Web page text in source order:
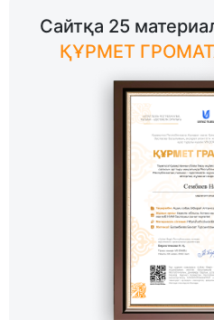
Сайтқа 25
ҚҰРМЕТ